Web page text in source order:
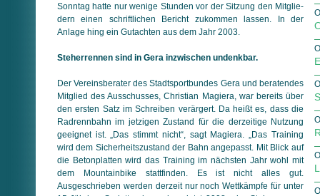
Sonn­tag hatte nur wenige Stunden vor der Sitzung den Mit­glie­
dern einen schriftlichen Bericht zukommen lassen. In der
Anlage hing ein Gutachten aus dem Jahr 2003.
Steherrennen sind in Gera inzwischen undenkbar.
Der Vereinsberater des Stadtsportbundes Gera und beratendes
Mitglied des Ausschusses, Christian Magiera, war bereits über
den ersten Satz im Schreiben verärgert. Da heißt es, dass die
Radrennbahn im jetzigen Zustand für die derzeitige Nutzung
geeignet ist. „Das stimmt nicht“, sagt Magiera. „Das Training
wird dem Sicherheitszustand der Bahn angepasst. Mit Blick auf
die Betonplatten wird das Training im nächsten Jahr wohl mit
dem Mountainbike stattfinden. Es ist nicht alles gut.
Ausgeschrieben werden derzeit nur noch Wettkämpfe für unter